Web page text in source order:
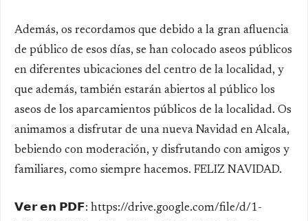
Además, os recordamos que debido a la gran afluencia
de público de esos días, se han colocado aseos públicos
en diferentes ubicaciones del centro de la localidad, y
que además, también estarán abiertos al público los
aseos de los aparcamientos públicos de la localidad. Os
animamos a disfrutar de una nueva Navidad en Alcala,
bebiendo con moderación, y disfrutando con amigos y
familiares, como siempre hacemos. FELIZ NAVIDAD.
𝗩𝗲𝗿 𝗲𝗻 𝗣𝗗𝗙: https://drive.google.com/file/d/1-